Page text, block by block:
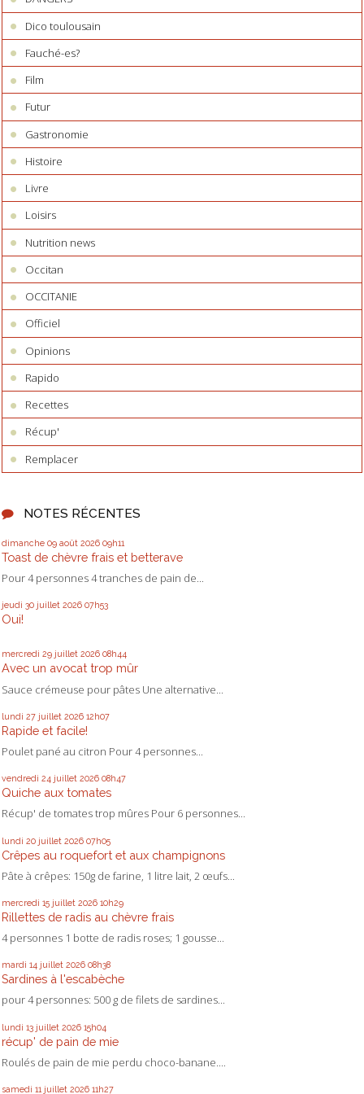
Dico toulousain
Fauché-es?
Film
Futur
Gastronomie
Histoire
Livre
Loisirs
Nutrition news
Occitan
OCCITANIE
Officiel
Opinions
Rapido
Recettes
Récup'
Remplacer
NOTES RÉCENTES
dimanche 09 août 2026 09h11
Toast de chèvre frais et betterave
Pour 4 personnes 4 tranches de pain de...
jeudi 30 juillet 2026 07h53
Oui!
mercredi 29 juillet 2026 08h44
Avec un avocat trop mûr
Sauce crémeuse pour pâtes Une alternative...
lundi 27 juillet 2026 12h07
Rapide et facile!
Poulet pané au citron Pour 4 personnes...
vendredi 24 juillet 2026 08h47
Quiche aux tomates
Récup' de tomates trop mûres Pour 6 personnes...
lundi 20 juillet 2026 07h05
Crêpes au roquefort et aux champignons
Pâte à crêpes: 150g de farine, 1 litre lait, 2 œufs...
mercredi 15 juillet 2026 10h29
Rillettes de radis au chèvre frais
4 personnes 1 botte de radis roses; 1 gousse...
mardi 14 juillet 2026 08h38
Sardines à l'escabèche
pour 4 personnes: 500 g de filets de sardines...
lundi 13 juillet 2026 15h04
récup' de pain de mie
Roulés de pain de mie perdu choco-banane....
samedi 11 juillet 2026 11h27